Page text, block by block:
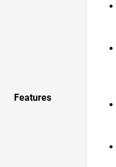
Features